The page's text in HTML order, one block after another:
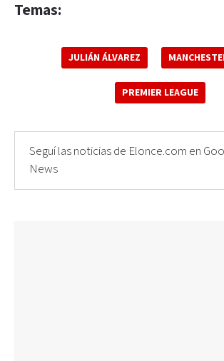
Temas:
JULIÁN ÁLVAREZ
PREMIER LEAGUE
Seguí las noticias de Elonce.com en
News